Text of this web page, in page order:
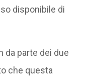
disponibile di
da parte dei due
che questa